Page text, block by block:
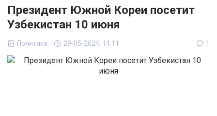
Президент Южной Кореи посетит
Узбекистан 10 июня
Политика 29-05-2024, 14:11 1